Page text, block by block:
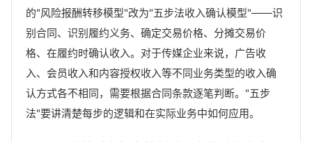
的"风险报酬转移模型"改为"五步法收入确认模型"——识
别合同、识别履约义务、确定交易价格、分摊交易价
格、在履约时确认收入。对于传媒企业来说，广告收
入、会员收入和内容授权收入等不同业务类型的收入确
认方式各不相同，需要根据合同条款逐笔判断。"五步
法"要讲清楚每步的逻辑和在实际业务中如何应用。